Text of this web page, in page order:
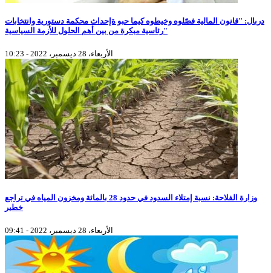
دربال: "قانون المالية فصّلوه وخيطوه كيما حبو ةإحداث محكمة دستورية وانتخابات
رئاسية مبكرة من بين أهم الحلول للأزمة السياسية"
الأربعاء، 28 ديسمبر، 2022 - 10:23
وزارة الفلاحة: نسبة إمتلاء السدود في حدود 28 بالمائة ومخزون المياه في تراجع
خطير
الأربعاء، 28 ديسمبر، 2022 - 09:41